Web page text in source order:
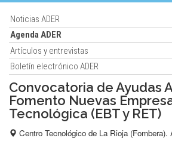
Noticias ADER
Agenda ADER
Artículos y entrevistas
Boletín electrónico ADER
Convocatoria de Ayudas
Fomento Nuevas
Tecnológica (EBT y RET)
Lugar
Centro Tecnológico de La Rioja (Fombera).